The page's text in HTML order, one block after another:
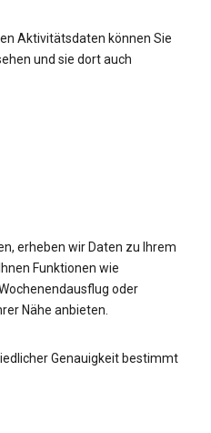
Aktivitätsdaten können Sie
und sie dort auch
erheben wir Daten zu Ihrem
Funktionen wie
oder
Nähe anbieten.
Genauigkeit bestimmt